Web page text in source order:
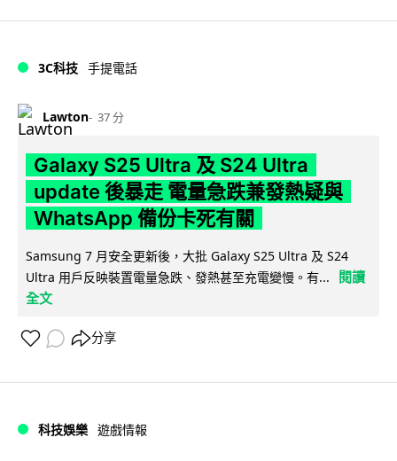
3C科技 手提電話
Lawton 37 分
Galaxy S25 Ultra 及 S24 Ultra
update 後暴走 電量急跌兼發熱疑與
WhatsApp 備份卡死有關
Samsung 7 月安全更新後，大批 Galaxy S25 Ultra 及 S24
Ultra 用戶反映裝置電量急跌、發熱甚至充電變慢。有...
閱讀
全文
分享
科技娛樂 遊戲情報